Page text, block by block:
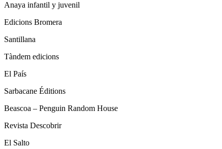
Anaya infantil y juvenil
Edicions Bromera
Santillana
Tàndem edicions
El País
Sarbacane Éditions
Beascoa – Penguin Random House
Revista Descobrir
El Salto